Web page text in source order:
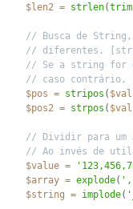
$len2 = strlen(trim
// Busca de String,
// diferentes.
// Se a string for
// caso contrário,
$pos = stripos (
$pos2 = strpos (
// Dividir para um
// Ao invés de
$value =
$array = explode(
$string = implode(